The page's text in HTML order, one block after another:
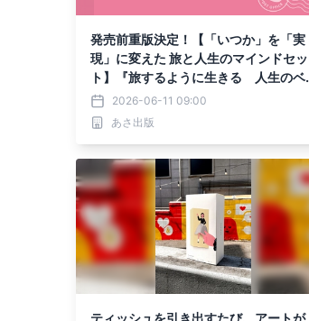
発売前重版決定！【「いつか」を「実
現」に変えた 旅と人生のマインドセッ
ト】『旅するように生きる 人生のベ
ストシーズンの見つけ方』2026年6月1
7日（水）刊行
2026-06-11 09:00
あさ出版
ティッシュを引き出すたび、アートが